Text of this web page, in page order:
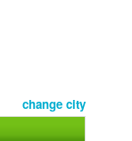
change city